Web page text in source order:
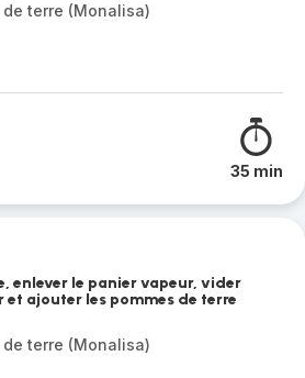
de terre (Monalisa)
35 min
enlever le panier vapeur, vider
et ajouter les pommes de terre
de terre (Monalisa)